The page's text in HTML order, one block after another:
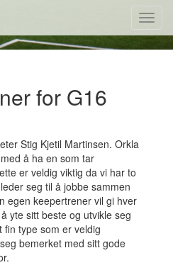
for G16
Stig Kjetil Martinsen. Orkla
å ha en som tar
er veldig viktig da vi har to
seg til å jobbe sammen
egen keepertrener vil gi hver
yte sitt beste og utvikle seg
fin type som er veldig
bemerket med sitt gode